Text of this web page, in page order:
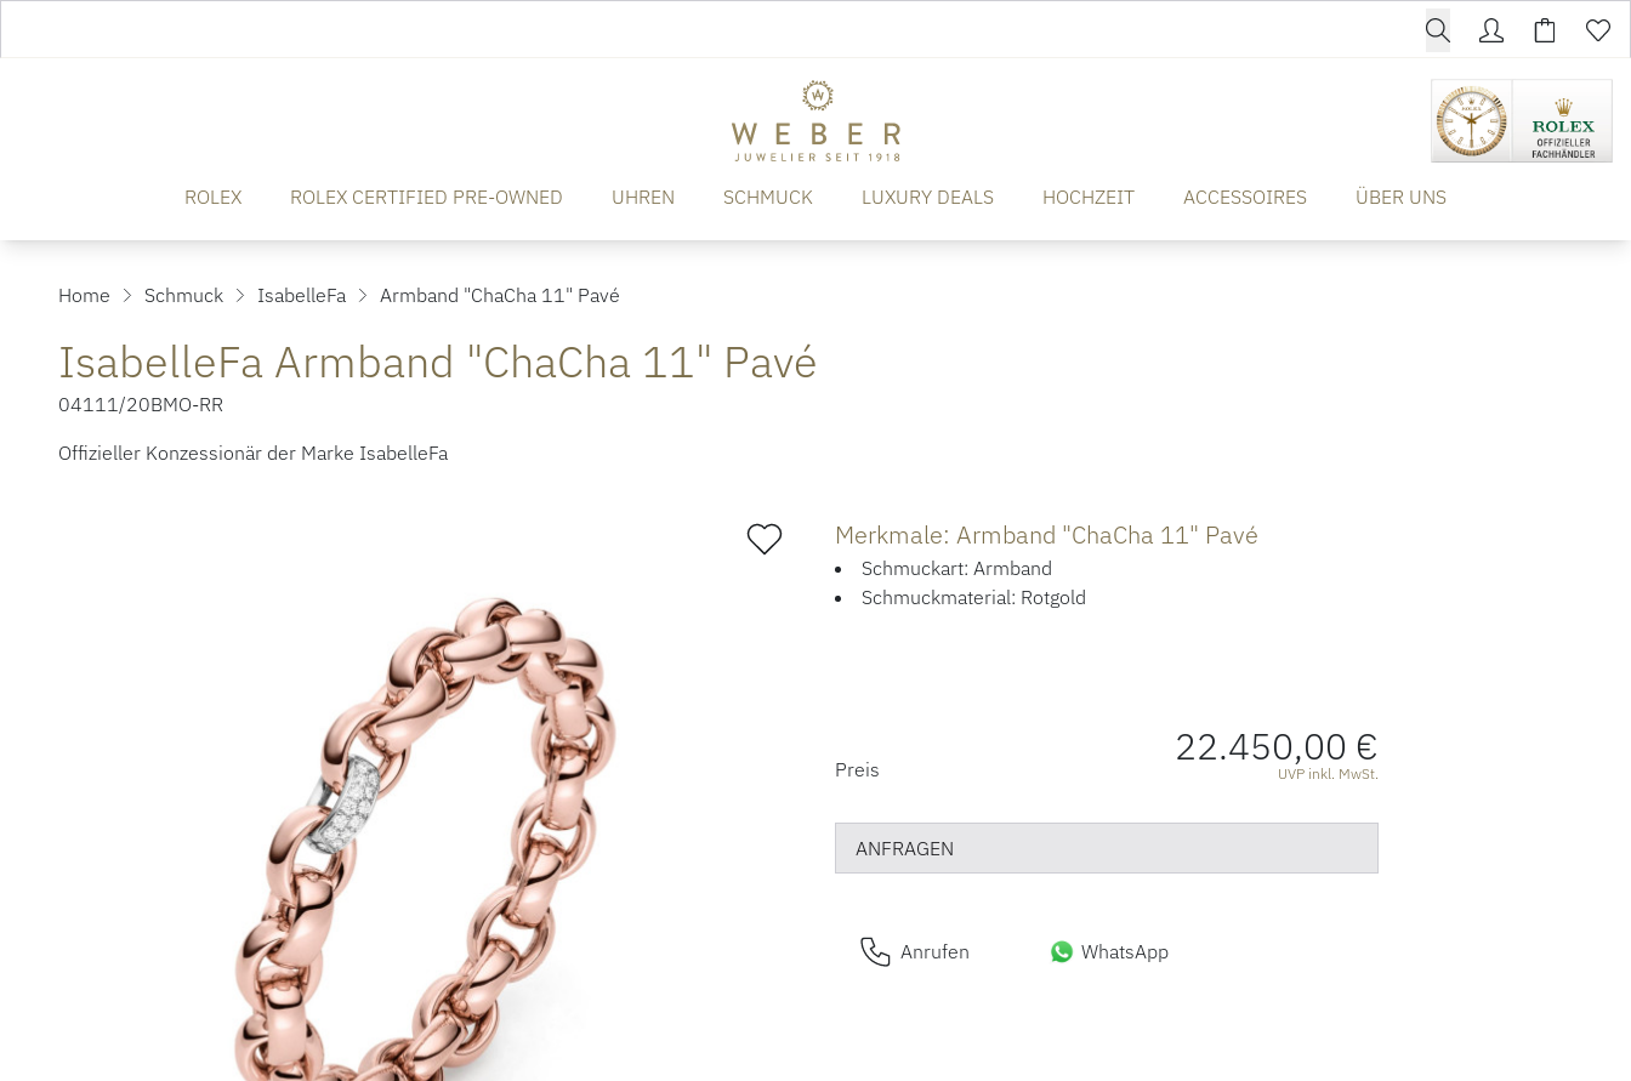
ROLEX ROLEX CERTIFIED PRE-OWNED UHREN SCHMUCK LUXURY DEALS HOCHZEIT ACCESSOIRES ÜBER UNS
Home Schmuck IsabelleFa Armband "ChaCha 11" Pavé
IsabelleFa Armband "ChaCha 11" Pavé
04111/20BMO-RR
Offizieller Konzessionär der Marke IsabelleFa
Merkmale: Armband "ChaCha 11" Pavé
Schmuckart: Armband
Schmuckmaterial: Rotgold
PREISINFORMATIONEN
Preis 22.450,00 €
UVP inkl. MwSt.
ANFRAGEN
Anrufen WhatsApp